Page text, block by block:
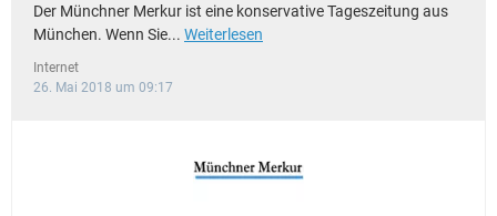
Der Münchner Merkur ist eine konservative Tageszeitung aus
München. Wenn Sie... Weiterlesen
Internet
26. Mai 2018 um 09:17